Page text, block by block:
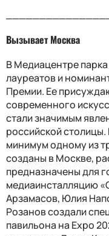
Вызывает Москва
В Медиацентре
лауреатов и
Премии. Ее
современного
стали значимым
российской
минимум одному из
созданы в Москве,
предназначены для
медиаинсталляцию
Арзамасов, Юлия
Розанов создали
павильона на Expo